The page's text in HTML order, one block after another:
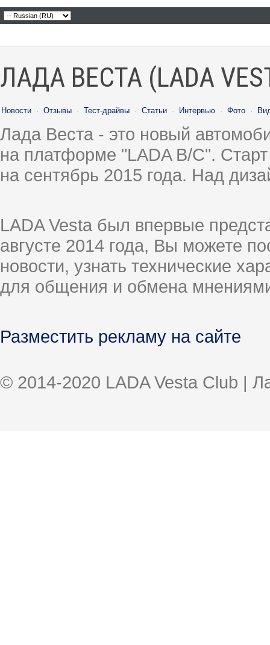
ЛАДА ВЕСТА (LADA
Новости · Отзывы · Тест-драйвы · Статьи · Интервью · Фото ·
Лада Веста - это новый
на платформе "LADA B/C".
на сентябрь 2015 года. Над
LADA Vesta был впервые
августе 2014 года, Вы можете
новости, узнать технические
для общения и обмена
Разместить рекламу на сайте
© 2014-2020 LADA Vesta Club |